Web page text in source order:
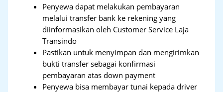
Penyewa dapat melakukan pembayaran
melalui transfer bank ke rekening yang
diinformasikan oleh Customer Service Laja
Transindo
Pastikan untuk menyimpan dan mengirimkan
bukti transfer sebagai konfirmasi
pembayaran atas down payment
Penyewa bisa membayar tunai kepada driver